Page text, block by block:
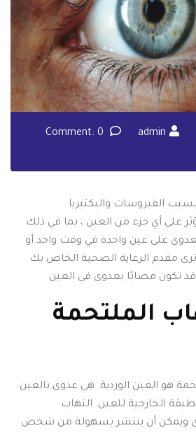
admin
الفيروسات والبكتيريا
على أي جزء من العين ، بما في ذلك
على عين واحدة في وقت واحد أو
مقدم الرعاية الصحية الخاص بك
تكون مصابًا بعدوى في العين
الملتحمة
هو العين الوردية. هي عدوى بالعين
الخارجية للعين. التهاب
ويمكن أن ينتشر بسهولة من شخص